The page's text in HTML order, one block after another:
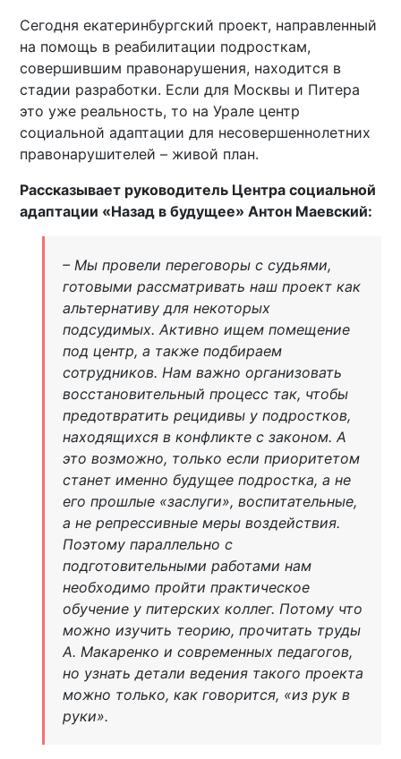
Сегодня екатеринбургский проект, направленный
на помощь в реабилитации подросткам,
совершившим правонарушения, находится в
стадии разработки. Если для Москвы и Питера
это уже реальность, то на Урале центр
социальной адаптации для несовершеннолетних
правонарушителей – живой план.
Рассказывает руководитель Центра социальной
адаптации «Назад в будущее» Антон Маевский:
– Мы провели переговоры с судьями,
готовыми рассматривать наш проект как
альтернативу для некоторых
подсудимых. Активно ищем помещение
под центр, а также подбираем
сотрудников. Нам важно организовать
восстановительный процесс так, чтобы
предотвратить рецидивы у подростков,
находящихся в конфликте с законом. А
это возможно, только если приоритетом
станет именно будущее подростка, а не
его прошлые «заслуги», воспитательные,
а не репрессивные меры воздействия.
Поэтому параллельно с
подготовительными работами нам
необходимо пройти практическое
обучение у питерских коллег. Потому что
можно изучить теорию, прочитать труды
А. Макаренко и современных педагогов,
но узнать детали ведения такого проекта
можно только, как говорится, «из рук в
руки».